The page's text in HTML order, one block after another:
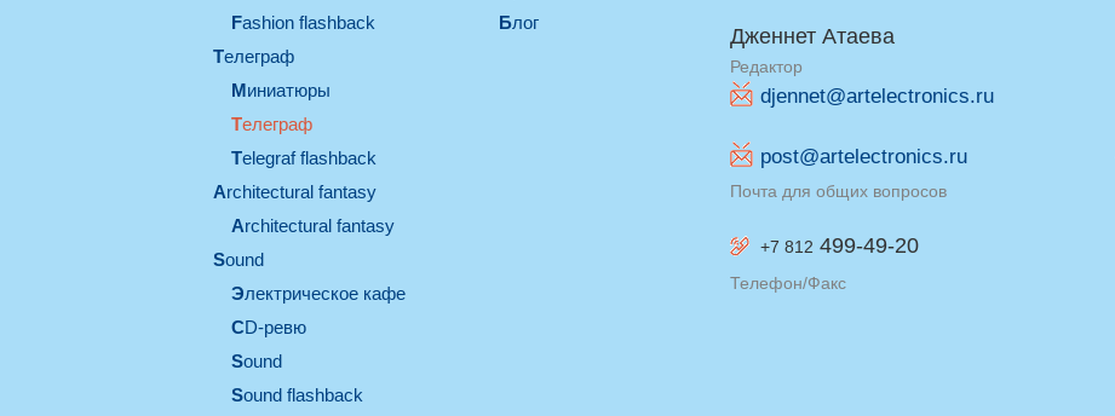
Fashion flashback
телеграф
миниатюры
телеграф
Telegraf flashback
architectural fantasy
architectural fantasy
sound
электрическое кафе
CD-ревю
sound
Sound flashback
Блог
Дженнет Атаева
Редактор
djennet@artelectronics.ru
post@artelectronics.ru
Почта для общих вопросов
+7 812 499-49-20
Телефон/Факс